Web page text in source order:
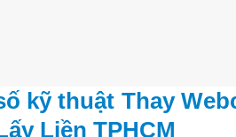
kỹ thuật Thay
Liền TPHCM